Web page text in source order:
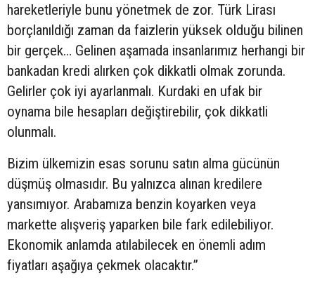
hareketleriyle bunu yönetmek de zor. Türk Lirası
borçlanıldığı zaman da faizlerin yüksek olduğu bilinen
bir gerçek… Gelinen aşamada insanlarımız herhangi bir
bankadan kredi alırken çok dikkatli olmak zorunda.
Gelirler çok iyi ayarlanmalı. Kurdaki en ufak bir
oynama bile hesapları değiştirebilir, çok dikkatli
olunmalı.
Bizim ülkemizin esas sorunu satın alma gücünün
düşmüş olmasıdır. Bu yalnızca alınan kredilere
yansımıyor. Arabamıza benzin koyarken veya
markette alışveriş yaparken bile fark edilebiliyor.
Ekonomik anlamda atılabilecek en önemli adım
fiyatları aşağıya çekmek olacaktır.”